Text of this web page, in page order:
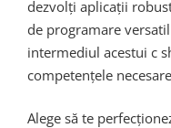
dezvolți aplicații
de programare
intermediul acestui c
competențele
Alege să te